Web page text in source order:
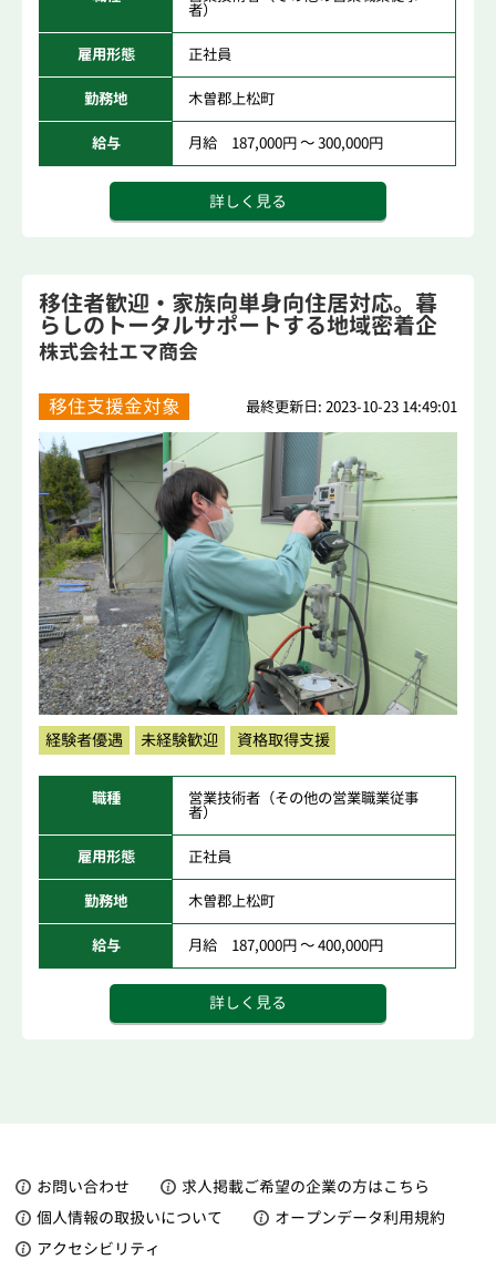
者）
雇用形態 正社員
勤務地 木曽郡上松町
給与 月給 187,000円 ～ 300,000円
詳しく見る
移住者歓迎・家族向単身向住居対応。暮
らしのトータルサポートする地域密着企
業。
株式会社エマ商会
移住支援金対象 最終更新日: 2023-10-23 14:49:01
経験者優遇 未経験歓迎 資格取得支援
職種 営業技術者（その他の営業職業従事
者）
雇用形態 正社員
勤務地 木曽郡上松町
給与 月給 187,000円 ～ 400,000円
詳しく見る
お問い合わせ
求人掲載ご希望の企業の方はこちら
個人情報の取扱いについて
オープンデータ利用規約
アクセシビリティ